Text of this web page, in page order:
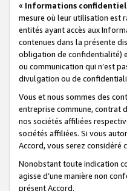
« Informations
mesure où leur utilisation est
entités ayant accès aux
contenues dans la présente
obligation de confidentialité)
ou communication qui n’est
divulgation ou de
Vous et nous sommes des
entreprise commune, contrat
nos sociétés affiliées
sociétés affiliées. Si vous
Accord, vous serez considéré
Nonobstant toute indication
agisse d’une manière non
présent Accord.